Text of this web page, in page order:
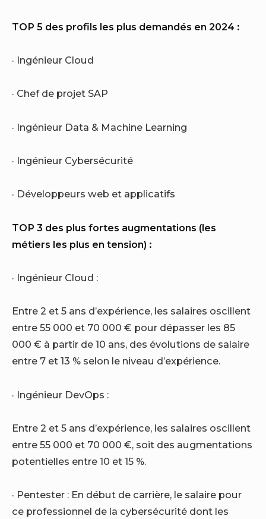
TOP 5 des profils les plus demandés en 2024 :
· Ingénieur Cloud
· Chef de projet SAP
· Ingénieur Data & Machine Learning
· Ingénieur Cybersécurité
· Développeurs web et applicatifs
TOP 3 des plus fortes augmentations (les
métiers les plus en tension) :
· Ingénieur Cloud :
Entre 2 et 5 ans d’expérience, les salaires oscillent
entre 55 000 et 70 000 € pour dépasser les 85
000 € à partir de 10 ans, des évolutions de salaire
entre 7 et 13 % selon le niveau d’expérience.
· Ingénieur DevOps :
Entre 2 et 5 ans d’expérience, les salaires oscillent
entre 55 000 et 70 000 €, soit des augmentations
potentielles entre 10 et 15 %.
· Pentester : En début de carrière, le salaire pour
ce professionnel de la cybersécurité dont les